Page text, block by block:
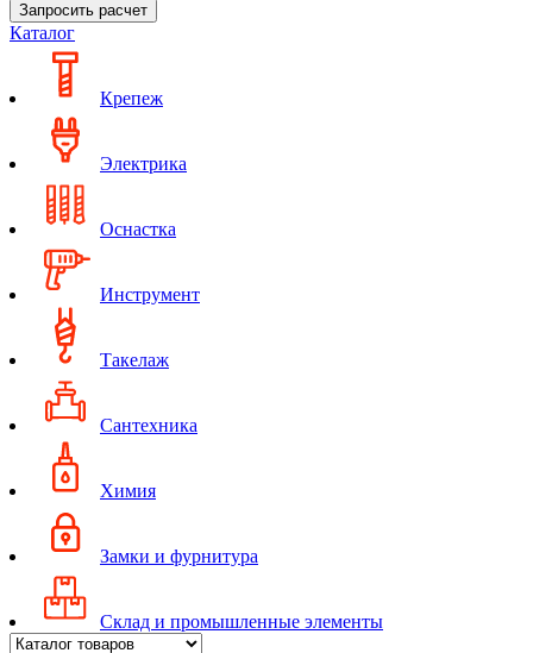
Запросить расчет
Каталог
Крепеж
Электрика
Оснастка
Инструмент
Такелаж
Сантехника
Химия
Замки и фурнитура
Склад и промышленные элементы